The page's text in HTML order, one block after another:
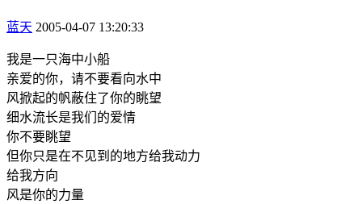
蓝天 2005-04-07 13:20:33
我是一只海中小船
亲爱的你，请不要看向水中
风掀起的帆蔽住了你的眺望
细水流长是我们的爱情
你不要眺望
但你只是在不见到的地方给我动力
给我方向
风是你的力量